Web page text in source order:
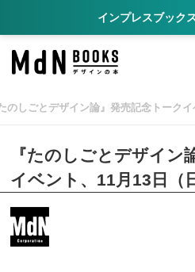
インプレスブック
のしごとデザイン論』発売記念トーク
『たのしごとデザイン
イベント、11月13日（